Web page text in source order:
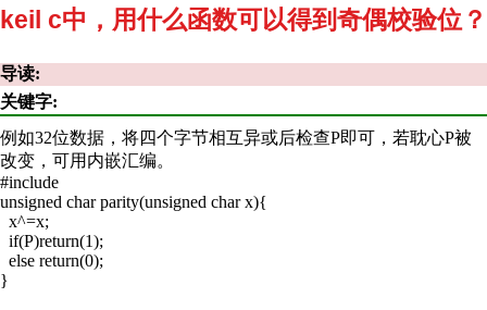
keil c中，用什么函数可以得到奇偶校验位？
导读:
关键字:
例如32位数据，将四个字节相互异或后检查P即可，若耽心P被
改变，可用内嵌汇编。
#include
unsigned char parity(unsigned char x){
x^=x;
if(P)return(1);
else return(0);
}